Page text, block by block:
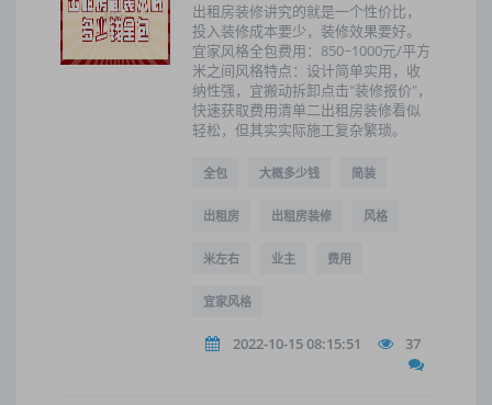
出租房装修讲究的就是一个性价比，
投入装修成本要少，装修效果要好。
宜家风格全包费用：850~1000元/平方
米之间风格特点：设计简单实用，收
纳性强，宜搬动拆卸点击"装修报价"，
快速获取费用清单二出租房装修看似
轻松，但其实实际施工复杂繁琐。
全包 大概多少钱 简装
出租房 出租房装修 风格
米左右 业主 费用
宜家风格
2022-10-15 08:15:51 37